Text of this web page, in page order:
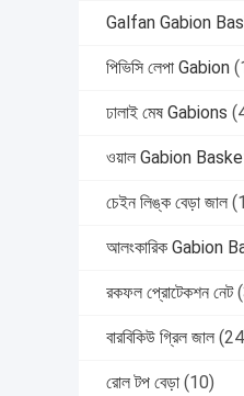
Galfan Gabion
পিভিসি লেপা Gabion
ঢালাই মেষ Gabions
ওয়াল Gabion
চেইন লিঙ্ক বেড়া জাল
আলংকারিক Gabion
রকফল প্রোটেকশন নেট
বারবিকিউ গ্রিল জাল
রোল টপ বেড়া (10)